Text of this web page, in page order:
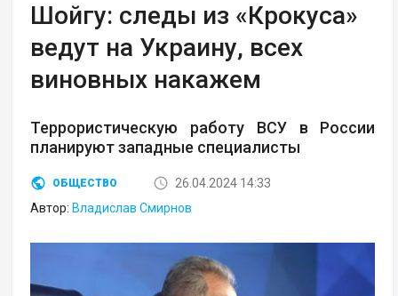
Шойгу: следы из «Крокуса»
ведут на Украину, всех
виновных накажем
Террористическую работу ВСУ в России
планируют западные специалисты
ОБЩЕСТВО
26.04.2024 14:33
Автор: Владислав Смирнов